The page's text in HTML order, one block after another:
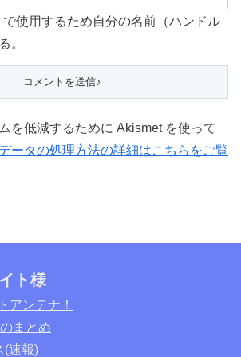
使用するため自分の名前（ハンドル
。
を低減するために Akismet を使って
ータの処理方法の詳細はこちらをご覧
ト様
アンテナ！
まとめ
(速報)